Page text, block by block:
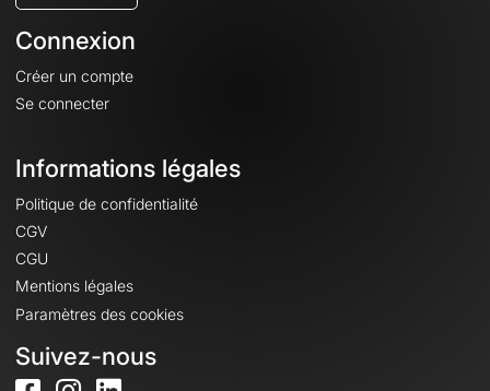
Connexion
Créer un compte
Se connecter
Informations légales
Politique de confidentialité
CGV
CGU
Mentions légales
Paramètres des cookies
Suivez-nous